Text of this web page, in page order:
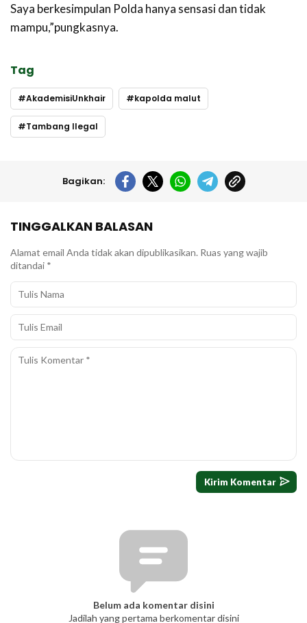
Saya berkesimpulan Polda hanya sensasi dan tidak
mampu,”pungkasnya.
Tag
AkademisiUnkhair kapolda malut
Tambang Ilegal
Bagikan:
TINGGALKAN BALASAN
Alamat email Anda tidak akan dipublikasikan. Ruas yang wajib
ditandai *
Belum ada komentar disini
Jadilah yang pertama berkomentar disini